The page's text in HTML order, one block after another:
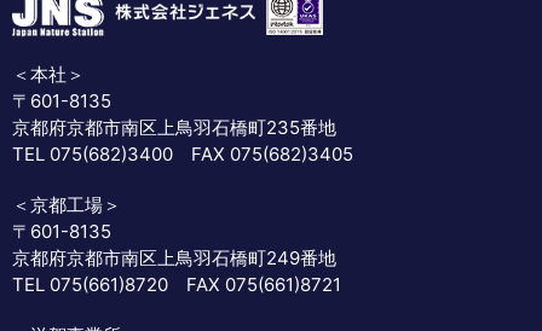
＜本社＞
〒601-8135
京都府京都市南区上鳥羽石橋町235番地
TEL 075(682)3400 FAX 075(682)3405
＜京都工場＞
〒601-8135
京都府京都市南区上鳥羽石橋町249番地
TEL 075(661)8720 FAX 075(661)8721